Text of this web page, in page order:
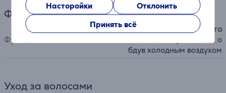
Насторойки
Отклонить
Принять всё
Функции
Функции
ионизация (уменьшение ста
тического электричества), о
бдув холодным воздухом
Уход за волосами